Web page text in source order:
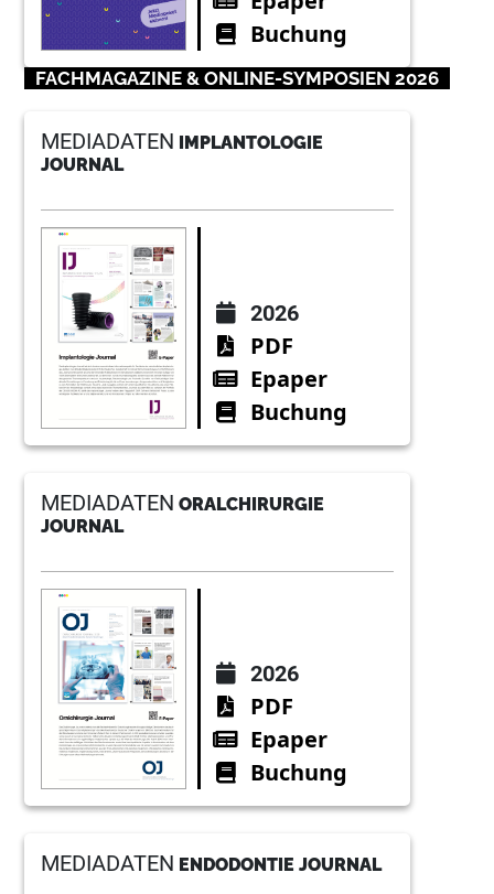
Buchung
FACHMAGAZINE & ONLINE-SYMPOSIEN 2026
MEDIADATEN IMPLANTOLOGIE
JOURNAL
2026
PDF
Epaper
Buchung
MEDIADATEN ORALCHIRURGIE
JOURNAL
2026
PDF
Epaper
Buchung
MEDIADATEN ENDODONTIE JOURNAL